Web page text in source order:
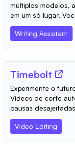
múltiplos modelos,
em um só lugar.
Writing Assistant
Timebolt
Experimente o
Vídeos de corte
pausas
Video Editing